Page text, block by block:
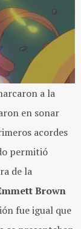
a la
en sonar
acordes
permitió
de la
Brown
fue igual que